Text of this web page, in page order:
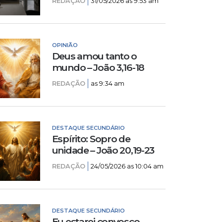
OPINIÃO
Deus amou tanto o
mundo – João 3,16-18
REDAÇÃO as 9:34 am
DESTAQUE SECUNDÁRIO
Espírito: Sopro de
unidade – João 20,19-23
REDAÇÃO 24/05/2026 as 10:04 am
DESTAQUE SECUNDÁRIO